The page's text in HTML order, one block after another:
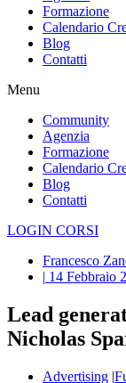
Formazione
Calendario
Blog
Contatti
Menu
Community
Agenzia
Formazione
Calendario
Blog
Contatti
LOGIN CORSI
Francesco
| 14 Febbraio
Lead
Nicholas
Advertising |